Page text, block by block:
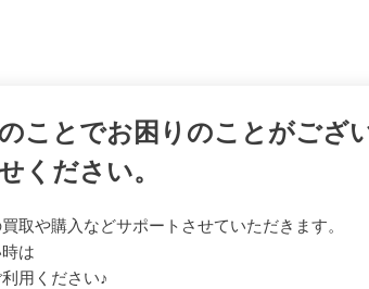
ことでお困りのことがござ
ください。
取や購入などサポートさせていただきます。
は
用ください♪